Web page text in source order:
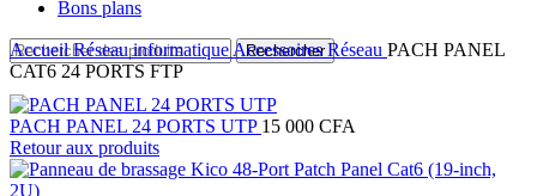
Bons plans
Rechercher
AccueilRéseau informatique Accessoires Réseau PACH PANEL
CAT6 24 PORTS FTP
PACH PANEL 24 PORTS UTP 15 000 CFA
Retour aux produits